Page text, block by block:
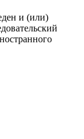
и (или)